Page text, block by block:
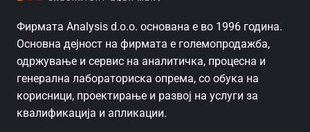
Фирмата Analysis d.o.o. основана е во 1996 година.
Основна дејност на фирмата е големопродажба,
одржување и сервис на аналитичка, процесна и
генерална лабораториска опрема, со обука на
корисници, проектирање и развој на услуги за
квалификација и апликации.